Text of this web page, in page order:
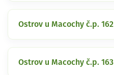
Ostrov u Macochy č.p. 162
Ostrov u Macochy č.p. 163